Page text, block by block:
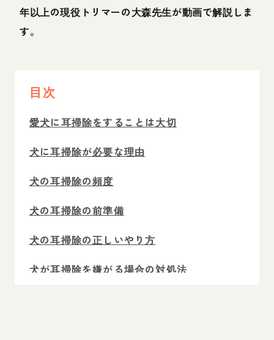
年以上の現役トリマーの大森先生が動画で解説しま
す。
目次
愛犬に耳掃除をすることは大切
犬に耳掃除が必要な理由
犬の耳掃除の頻度
犬の耳掃除の前準備
犬の耳掃除の正しいやり方
犬が耳掃除を嫌がる場合の対処法